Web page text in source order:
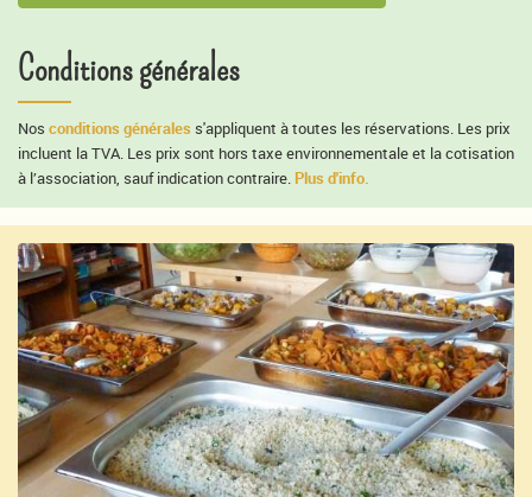
Conditions générales
Nos conditions générales s'appliquent à toutes les réservations. Les prix
incluent la TVA. Les prix sont hors taxe environnementale et la cotisation
à l’association, sauf indication contraire.Plus d'info.